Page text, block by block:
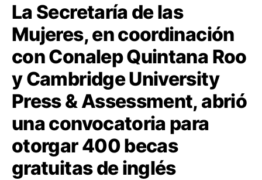
La Secretaría de las
Mujeres, en coordinación
con Conalep Quintana Roo
y Cambridge University
Press & Assessment, abrió
una convocatoria para
otorgar 400 becas
gratuitas de inglés